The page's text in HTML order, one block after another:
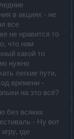
в акциях - не
все
не нравится то
что нам
какой то
нужно
легкие пути,
времени -
на это всё?
без всяких
- Ну вот
где